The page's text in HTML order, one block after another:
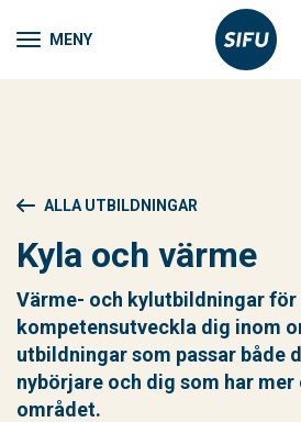
MENY
ALLA UTBILDNINGAR
Kyla och värme
Värme- och kylutbildningar för
kompetensutveckla dig inom
utbildningar som passar både
nybörjare och dig som har
området.